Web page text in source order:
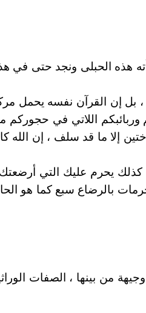
هذه الحبلى ونجد حتى في
، بل إن القرآن نفسه يحمل
نسائكم وربائبكم اللاتي في
إلا ما قد سلف ، إن الله
يحرم عليك التي
بالرضاع سبع كما هو
من بينها ، الصفات